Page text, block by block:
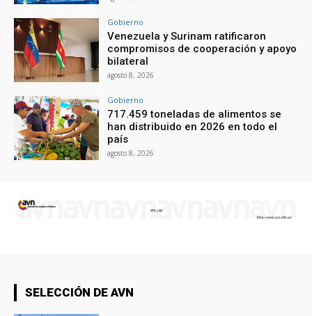
Gobierno
Venezuela y Surinam ratificaron
compromisos de cooperación y apoyo
bilateral
agosto 8, 2026
Gobierno
717.459 toneladas de alimentos se
han distribuido en 2026 en todo el
país
agosto 8, 2026
SELECCIÓN DE AVN